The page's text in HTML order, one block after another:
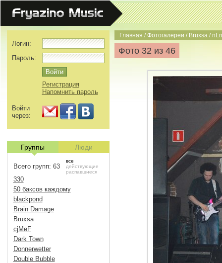
Главная /Фотогалереи / Bruxsa /
Фото 32 из 46
Логин:
Пароль:
Регистрация
Напомнить пароль
Войти
через:
Группы Люди
Всего групп: 63
все
действующие
распавшиеся
330
50 баксов каждому
blackpond
Brain Damage
Bruxsa
cjMeF
Dark Town
Donnerwetter
Double Bubble